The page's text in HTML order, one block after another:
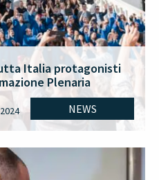
Italia protagonisti
Plenaria
NEWS